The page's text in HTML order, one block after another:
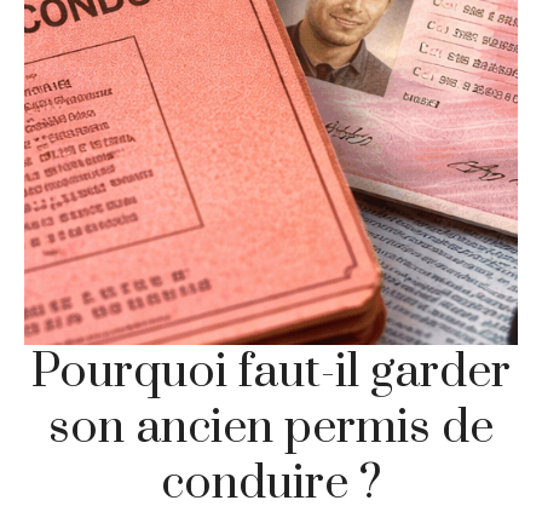
Pourquoi faut-il garder
son ancien permis de
conduire ?